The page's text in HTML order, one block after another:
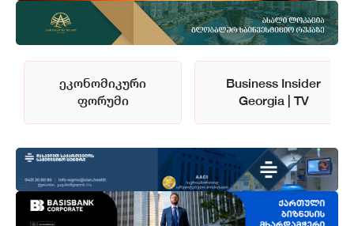
ეკონომიკური
ფორუმი
Business Insider
Georgia | TV